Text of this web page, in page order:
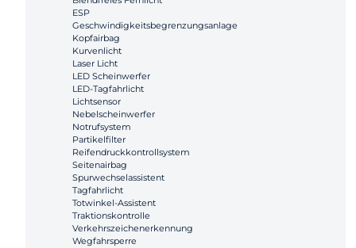
ESP
Geschwindigkeitsbegrenzungsanlage
Kopfairbag
Kurvenlicht
Laser Licht
LED Scheinwerfer
LED-Tagfahrlicht
Lichtsensor
Nebelscheinwerfer
Notrufsystem
Partikelfilter
Reifendruckkontrollsystem
Seitenairbag
Spurwechselassistent
Tagfahrlicht
Totwinkel-Assistent
Traktionskontrolle
Verkehrszeichenerkennung
Wegfahrsperre